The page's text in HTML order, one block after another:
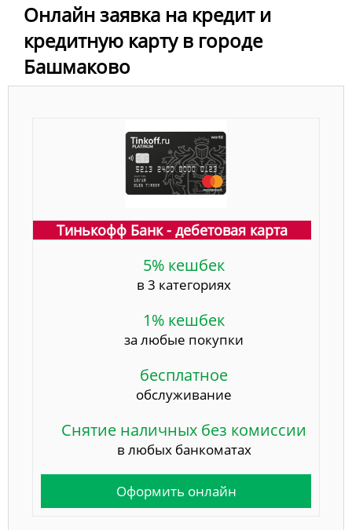
Онлайн заявка на кредит и
кредитную карту в городе
Башмаково
Тинькофф Банк - дебетовая карта
5% кешбек
в 3 категориях
1% кешбек
за любые покупки
бесплатное
обслуживание
Снятие наличных без комиссии
в любых банкоматах
Оформить онлайн